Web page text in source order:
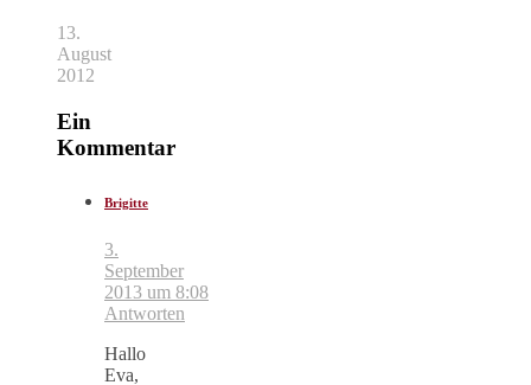
13.
August
2012
Ein
Kommentar
Brigitte
3.
September
2013 um 8:08
Antworten
Hallo
Eva,